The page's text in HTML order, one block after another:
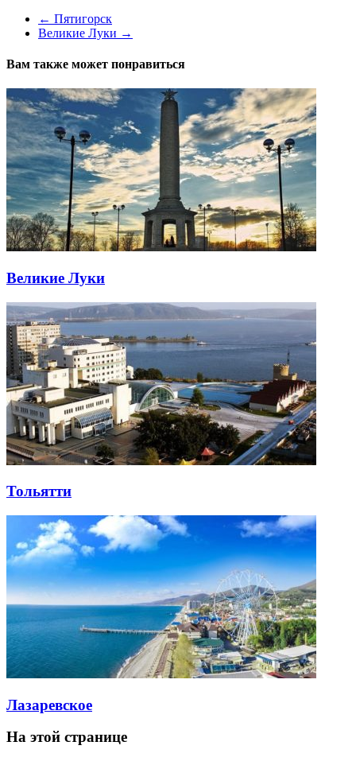
← Пятигорск
Великие Луки →
Вам также может понравиться
Великие Луки
Тольятти
Лазаревское
На этой странице